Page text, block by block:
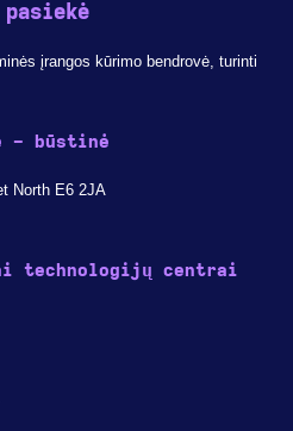
įrangos kūrimo bendrovė, turinti
- būstinė
North E6 2JA
technologijų centrai